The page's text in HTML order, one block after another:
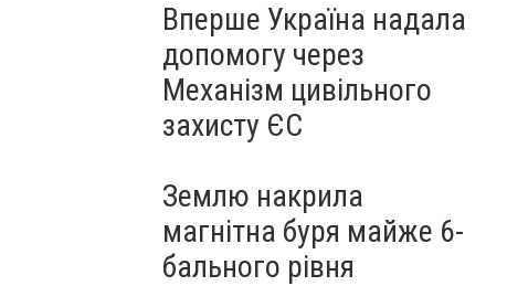
Вперше Україна надала
допомогу через
Механізм цивільного
захисту ЄС
Землю накрила
магнітна буря майже 6-
бального рівня